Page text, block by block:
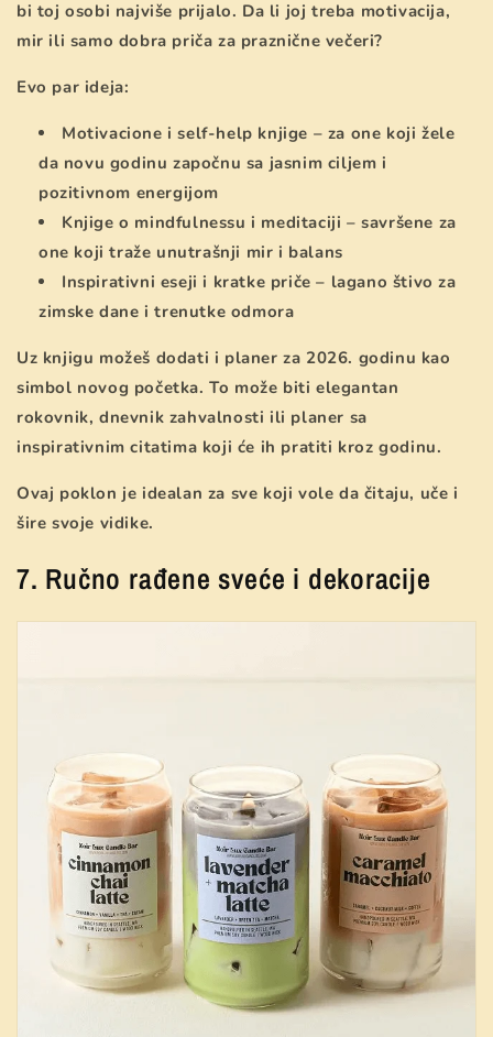
bi toj osobi najviše prijalo. Da li joj treba motivacija,
mir ili samo dobra priča za praznične večeri?
Evo par ideja:
Motivacione i self-help knjige – za one koji žele
da novu godinu započnu sa jasnim ciljem i
pozitivnom energijom
Knjige o mindfulnessu i meditaciji – savršene za
one koji traže unutrašnji mir i balans
Inspirativni eseji i kratke priče – lagano štivo za
zimske dane i trenutke odmora
Uz knjigu možeš dodati i planer za 2026. godinu kao
simbol novog početka. To može biti elegantan
rokovnik, dnevnik zahvalnosti ili planer sa
inspirativnim citatima koji će ih pratiti kroz godinu.
Ovaj poklon je idealan za sve koji vole da čitaju, uče i
šire svoje vidike.
7. Ručno rađene sveće i dekoracije